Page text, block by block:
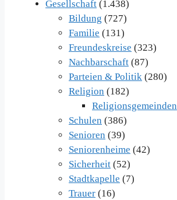
Gesellschaft (1.438)
Bildung (727)
Familie (131)
Freundeskreise (323)
Nachbarschaft (87)
Parteien & Politik (280)
Religion (182)
Religionsgemeinden
Schulen (386)
Senioren (39)
Seniorenheime (42)
Sicherheit (52)
Stadtkapelle (7)
Trauer (16)